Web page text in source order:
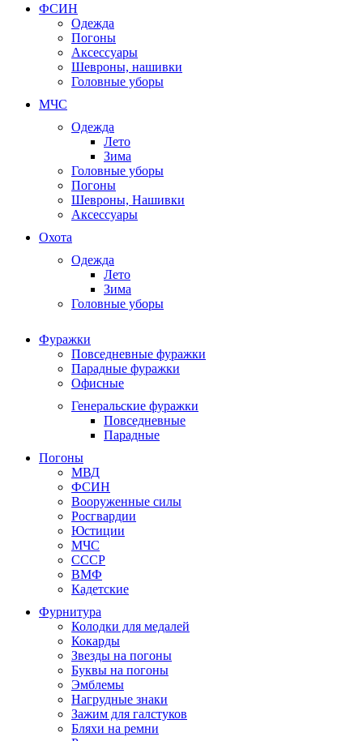
ФСИН
Одежда
Погоны
Аксессуары
Шевроны, нашивки
Головные уборы
МЧС
Одежда
Лето
Зима
Головные уборы
Погоны
Шевроны, Нашивки
Аксессуары
Охота
Одежда
Лето
Зима
Головные уборы
Фуражки
Повседневные фуражки
Парадные фуражки
Офисные
Генеральские фуражки
Повседневные
Парадные
Погоны
МВД
ФСИН
Вооруженные силы
Росгвардии
Юстиции
МЧС
СССР
ВМФ
Кадетские
Фурнитура
Колодки для медалей
Кокарды
Звезды на погоны
Буквы на погоны
Эмблемы
Нагрудные знаки
Зажим для галстуков
Бляхи на ремни